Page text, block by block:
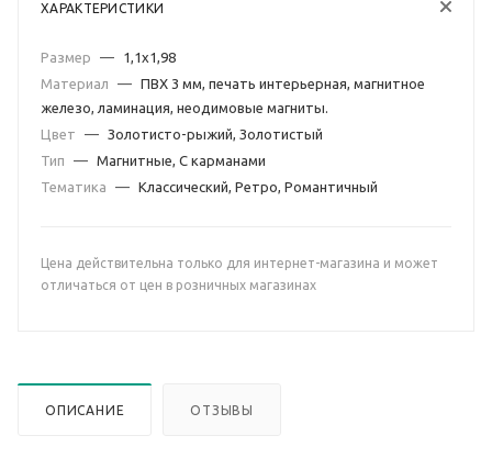
ХАРАКТЕРИСТИКИ
Размер —
1,1х1,98
Материал
— ПВХ 3 мм, печать интерьерная, магнитное
железо, ламинация, неодимовые магниты.
Цвет
— Золотисто-рыжий, Золотистый
Тип
— Магнитные, С карманами
Тематика
— Классический, Ретро, Романтичный
Цена действительна только для интернет-магазина и может
отличаться от цен в розничных магазинах
ОПИСАНИЕ ОТЗЫВЫ